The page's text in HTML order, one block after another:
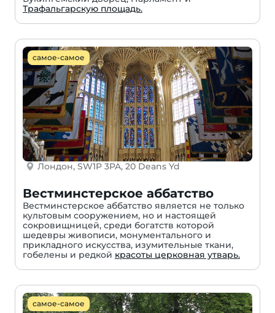
Трафальгарскую площадь.
самое-самое
Лондон, SW1P 3PA, 20 Deans Yd
Вестминстерское аббатство
Вестминстерское аббатство является не только
культовым сооружением, но и настоящей
сокровищницей, среди богатств которой
шедевры живописи, монументального и
прикладного искусства, изумительные ткани,
гобелены и редкой красоты церковная утварь.
самое-самое